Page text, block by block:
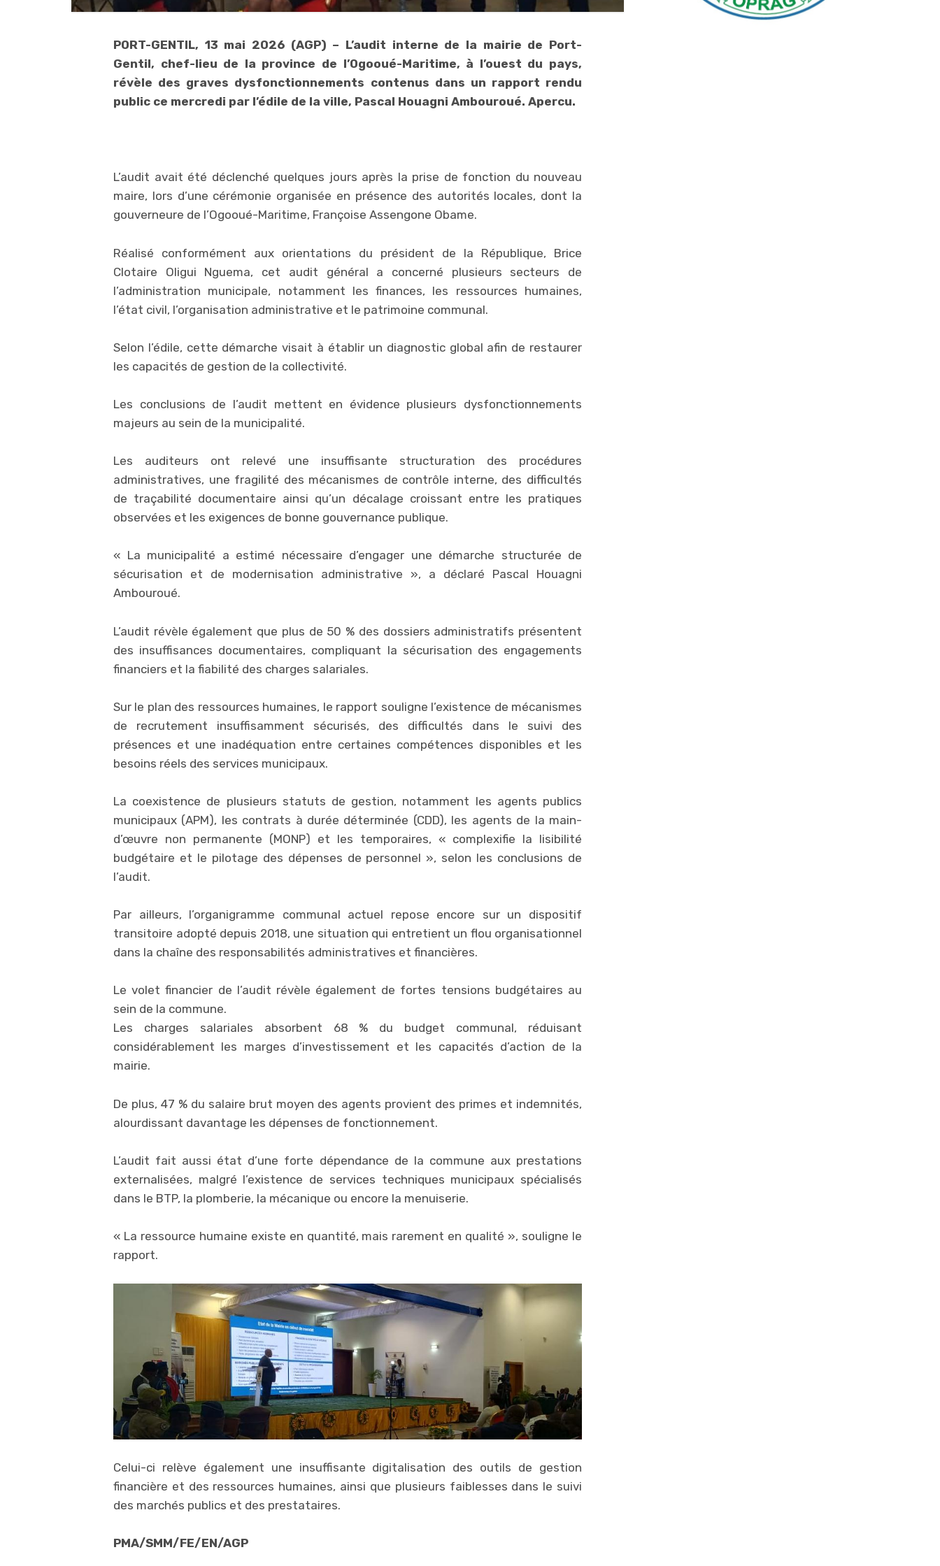
PORT-GENTIL, 13 mai 2026 (AGP) – L’audit interne de la mairie de Port-
Gentil, chef-lieu de la province de l’Ogooué-Maritime, à l’ouest du pays,
révèle des graves dysfonctionnements contenus dans un rapport rendu
public ce mercredi par l’édile de la ville, Pascal Houagni Ambouroué. Apercu.
L’audit avait été déclenché quelques jours après la prise de fonction du nouveau
maire, lors d’une cérémonie organisée en présence des autorités locales, dont la
gouverneure de l’Ogooué-Maritime, Françoise Assengone Obame.
Réalisé conformément aux orientations du président de la République, Brice
Clotaire Oligui Nguema, cet audit général a concerné plusieurs secteurs de
l’administration municipale, notamment les finances, les ressources humaines,
l’état civil, l’organisation administrative et le patrimoine communal.
Selon l’édile, cette démarche visait à établir un diagnostic global afin de restaurer
les capacités de gestion de la collectivité.
Les conclusions de l’audit mettent en évidence plusieurs dysfonctionnements
majeurs au sein de la municipalité.
Les auditeurs ont relevé une insuffisante structuration des procédures
administratives, une fragilité des mécanismes de contrôle interne, des difficultés
de traçabilité documentaire ainsi qu’un décalage croissant entre les pratiques
observées et les exigences de bonne gouvernance publique.
« La municipalité a estimé nécessaire d’engager une démarche structurée de
sécurisation et de modernisation administrative », a déclaré Pascal Houagni
Ambouroué.
L’audit révèle également que plus de 50 % des dossiers administratifs présentent
des insuffisances documentaires, compliquant la sécurisation des engagements
financiers et la fiabilité des charges salariales.
Sur le plan des ressources humaines, le rapport souligne l’existence de mécanismes
de recrutement insuffisamment sécurisés, des difficultés dans le suivi des
présences et une inadéquation entre certaines compétences disponibles et les
besoins réels des services municipaux.
La coexistence de plusieurs statuts de gestion, notamment les agents publics
municipaux (APM), les contrats à durée déterminée (CDD), les agents de la main-
d’œuvre non permanente (MONP) et les temporaires, « complexifie la lisibilité
budgétaire et le pilotage des dépenses de personnel », selon les conclusions de
l’audit.
Par ailleurs, l’organigramme communal actuel repose encore sur un dispositif
transitoire adopté depuis 2018, une situation qui entretient un flou organisationnel
dans la chaîne des responsabilités administratives et financières.
Le volet financier de l’audit révèle également de fortes tensions budgétaires au
sein de la commune.
Les charges salariales absorbent 68 % du budget communal, réduisant
considérablement les marges d’investissement et les capacités d’action de la
mairie.
De plus, 47 % du salaire brut moyen des agents provient des primes et indemnités,
alourdissant davantage les dépenses de fonctionnement.
L’audit fait aussi état d’une forte dépendance de la commune aux prestations
externalisées, malgré l’existence de services techniques municipaux spécialisés
dans le BTP, la plomberie, la mécanique ou encore la menuiserie.
« La ressource humaine existe en quantité, mais rarement en qualité », souligne le
rapport.
Celui-ci relève également une insuffisante digitalisation des outils de gestion
financière et des ressources humaines, ainsi que plusieurs faiblesses dans le suivi
des marchés publics et des prestataires.
PMA/SMM/FE/EN/AGP